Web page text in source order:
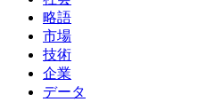
略語
市場
技術
企業
データ